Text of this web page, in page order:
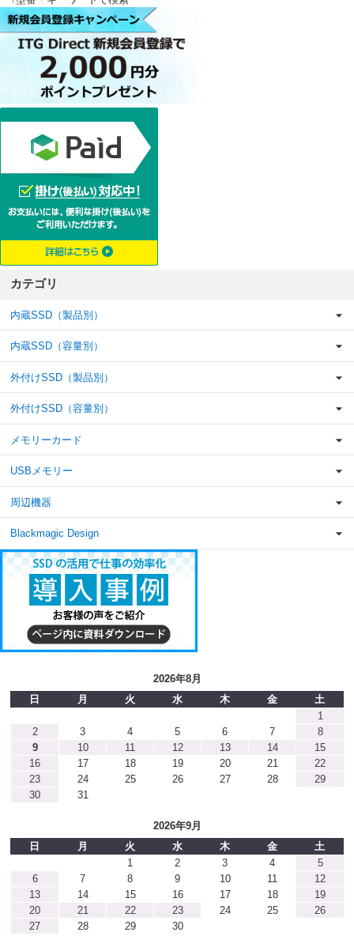
カテゴリ
内蔵SSD（製品別）
内蔵SSD（容量別）
外付けSSD（製品別）
外付けSSD（容量別）
メモリーカード
USBメモリー
周辺機器
Blackmagic Design
2026年8月
日
月 火 水 木 金
土
1
2
3 4 5 6 7
8
9
10 11 12 13 14
15
16
17 18 19 20 21
22
23
24 25 26 27 28
29
30
31
2026年9月
日
月 火 水 木 金
土
1
2 3 4
5
6
7 8 9 10 11
12
13
14 15 16 17 18
19
20
21 22 23 24 25
26
27
28 29 30